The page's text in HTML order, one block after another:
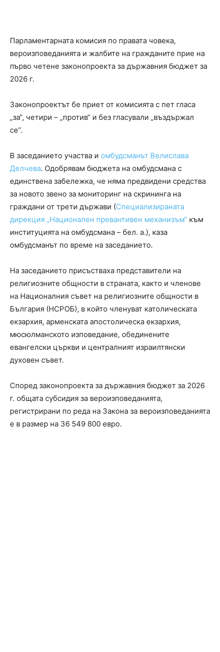
Парламентарната комисия по правата човека,
вероизповеданията и жалбите на гражданите прие на
първо четене законопроекта за държавния бюджет за
2026 г.
Законопроектът бе приет от комисията с пет гласа
„за“, четири – „против“ и без гласували „въздържал
се“.
В заседанието участва и омбудсманът Велислава
Делчева. Одобрявам бюджета на омбудсмана с
единствена забележка, че няма предвидени средства
за новото звено за мониторинг на скрининга на
граждани от трети държави (Специализираната
дирекция „Национален превантивен механизъм“ към
институцията на омбудсмана – бел. а.), каза
омбудсманът по време на заседанието.
На заседанието присъстваха представители на
религиозните общности в страната, както и членове
на Националния съвет на религиозните общности в
България (НСРОБ), в който членуват католическата
екзархия, арменската апостолическа екзархия,
мюсюлманското изповедание, обединените
евангелски църкви и централният израилтянски
духовен съвет.
Според законопроекта за държавния бюджет за 2026
г. общата субсидия за вероизповеданията,
регистрирани по реда на Закона за вероизповеданията
е в размер на 36 549 800 евро.